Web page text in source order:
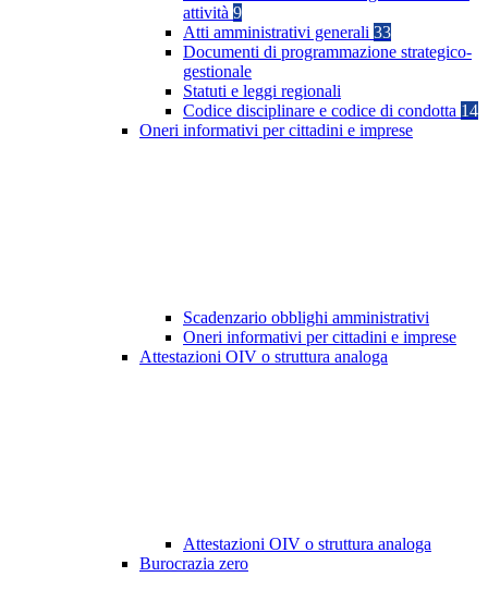
attività 9
Atti amministrativi generali 33
Documenti di programmazione strategico-
gestionale
Statuti e leggi regionali
Codice disciplinare e codice di condotta 14
Oneri informativi per cittadini e imprese
Scadenzario obblighi amministrativi
Oneri informativi per cittadini e imprese
Attestazioni OIV o struttura analoga
Attestazioni OIV o struttura analoga
Burocrazia zero